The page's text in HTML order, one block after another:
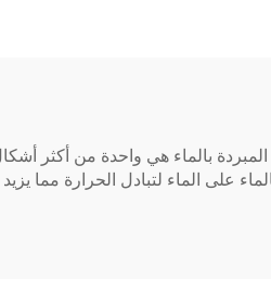
المبردة بالماء هي واحدة من أكثر
على الماء لتبادل الحرارة مما يزيد